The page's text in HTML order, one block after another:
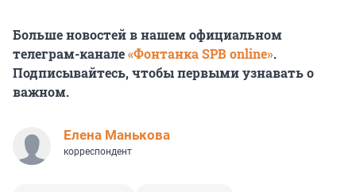
Больше новостей в нашем официальном
телеграм-канале«Фонтанка SPB online».
Подписывайтесь, чтобы первыми узнавать о
важном.
Елена Манькова
корреспондент